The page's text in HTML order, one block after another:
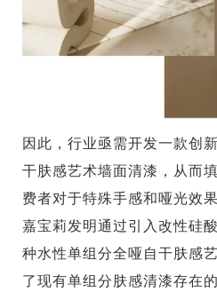
因此，行业亟需开发一款创
干肤感艺术墙面清漆，从而
费者对于特殊手感和哑光效
嘉宝莉发明通过引入改性硅
种水性单组分全哑自干肤感
了现有单组分肤感清漆存在